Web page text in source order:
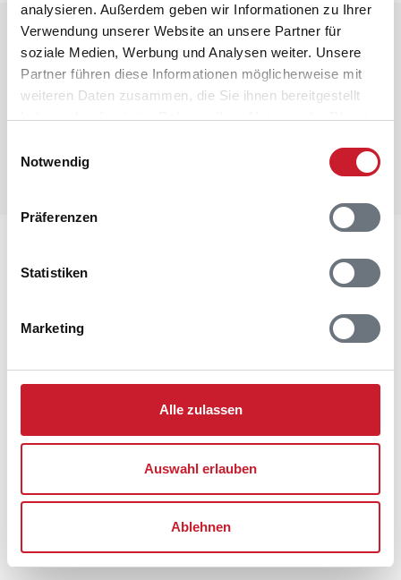
analysieren. Außerdem geben wir Informationen zu Ihrer
Verwendung unserer Website an unsere Partner für
soziale Medien, Werbung und Analysen weiter. Unsere
Partner führen diese Informationen möglicherweise mit
weiteren Daten zusammen, die Sie ihnen bereitgestellt
haben oder die sie im Rahmen Ihrer Nutzung der Dienste
Notwendig
Präferenzen
Statistiken
Marketing
Alle zulassen
Auswahl erlauben
Ablehnen
Raumaufteilung
Engblommen 7
9981 Jerup